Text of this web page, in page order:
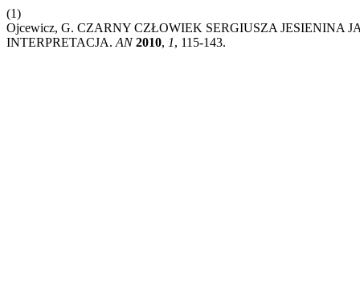
(1)
Ojcewicz, G. CZARNY CZŁOWIEK SERGIUSZA JESIENINA
INTERPRETACJA. AN 2010, 1, 115-143.